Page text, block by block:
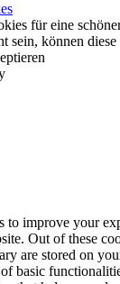
für eine
sein, können
to improve your
Out of these
are stored on
basic